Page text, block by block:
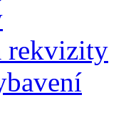
rekvizity